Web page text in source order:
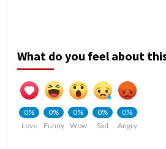
What do you feel about
0%
Love
0%
Funny
0%
Wow
0%
Sad
0%
Angry